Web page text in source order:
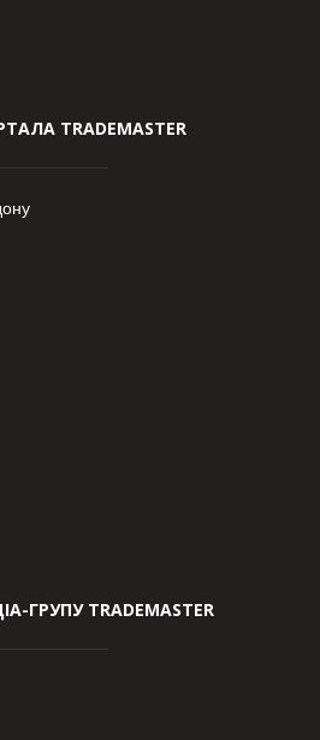
TRADEMASTER
ГРУПУ TRADEMASTER